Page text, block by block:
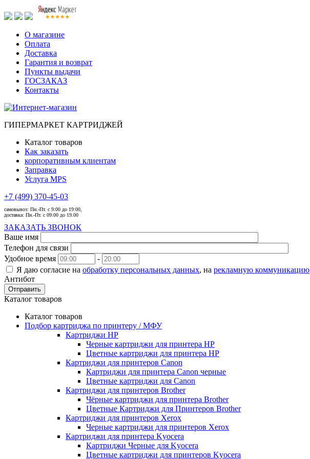
О магазине
Оплата
Доставка
Гарантия и возврат
Пункты выдачи
ГОСЗАКАЗ
Контакты
ГИПЕРМАРКЕТ КАРТРИДЖЕЙ
Каталог товаров
Как заказать
корпоративным клиентам
Заправка
Услуга MPS
+7 (499) 370-45-03
самовывоз: Пн.-Пт. с 9:00 до 19:00,
доставка: Пн.-Пт. с 09:00 до 19.00
ЗАКАЗАТЬ ЗВОНОК
Ваше имя
Телефон для связи
Удобное время
-
Я даю согласие на обработку персональных данных, на рекламную коммуникацию
Антибот
Отправить
Каталог товаров
Каталог товаров
Подбор картриджа по принтеру / МФУ
Картриджи HP
Черные картриджи для принтера HP
Цветные картриджи для принтера HP
Картриджи для принтеров Сanon
Картриджи для принтера Сanon черные
Цветные картриджи для Сanon
Картриджи для принтеров Brother
Чёрные картриджи для принтера Brother
Цветные Картриджи для Принтеров Brother
Картриджи для принтеров Xerox
Черные картриджи для принтеров Xerox
Картриджи для принтера Kyocera
Картриджи Черные для Kyocera
Цветные картриджи для принтеров Kyocera